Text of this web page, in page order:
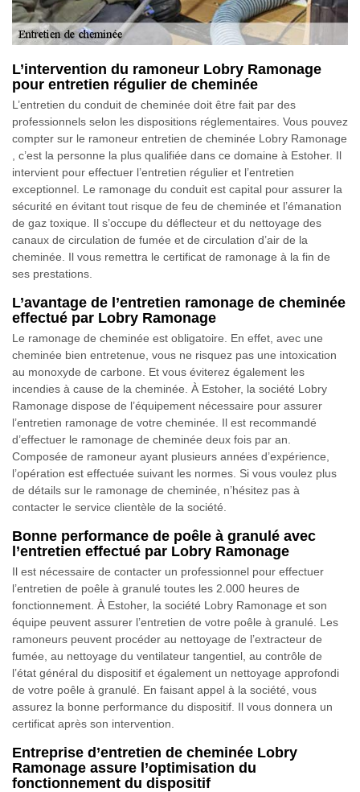
L’intervention du ramoneur Lobry Ramonage
pour entretien régulier de cheminée
L’entretien du conduit de cheminée doit être fait par des
professionnels selon les dispositions réglementaires. Vous pouvez
compter sur le ramoneur entretien de cheminée Lobry Ramonage
, c’est la personne la plus qualifiée dans ce domaine à Estoher. Il
intervient pour effectuer l’entretien régulier et l’entretien
exceptionnel. Le ramonage du conduit est capital pour assurer la
sécurité en évitant tout risque de feu de cheminée et l’émanation
de gaz toxique. Il s’occupe du déflecteur et du nettoyage des
canaux de circulation de fumée et de circulation d’air de la
cheminée. Il vous remettra le certificat de ramonage à la fin de
ses prestations.
L’avantage de l’entretien ramonage de cheminée
effectué par Lobry Ramonage
Le ramonage de cheminée est obligatoire. En effet, avec une
cheminée bien entretenue, vous ne risquez pas une intoxication
au monoxyde de carbone. Et vous éviterez également les
incendies à cause de la cheminée. À Estoher, la société Lobry
Ramonage dispose de l’équipement nécessaire pour assurer
l’entretien ramonage de votre cheminée. Il est recommandé
d’effectuer le ramonage de cheminée deux fois par an.
Composée de ramoneur ayant plusieurs années d’expérience,
l’opération est effectuée suivant les normes. Si vous voulez plus
de détails sur le ramonage de cheminée, n’hésitez pas à
contacter le service clientèle de la société.
Bonne performance de poêle à granulé avec
l’entretien effectué par Lobry Ramonage
Il est nécessaire de contacter un professionnel pour effectuer
l’entretien de poêle à granulé toutes les 2.000 heures de
fonctionnement. À Estoher, la société Lobry Ramonage et son
équipe peuvent assurer l’entretien de votre poêle à granulé. Les
ramoneurs peuvent procéder au nettoyage de l’extracteur de
fumée, au nettoyage du ventilateur tangentiel, au contrôle de
l’état général du dispositif et également un nettoyage approfondi
de votre poêle à granulé. En faisant appel à la société, vous
assurez la bonne performance du dispositif. Il vous donnera un
certificat après son intervention.
Entreprise d’entretien de cheminée Lobry
Ramonage assure l’optimisation du
fonctionnement du dispositif